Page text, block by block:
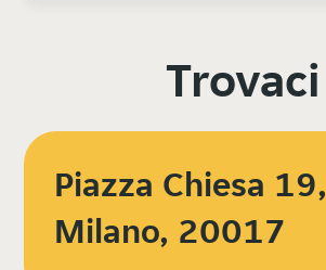
Trovaci
Piazza Chiesa 19,
Milano, 20017